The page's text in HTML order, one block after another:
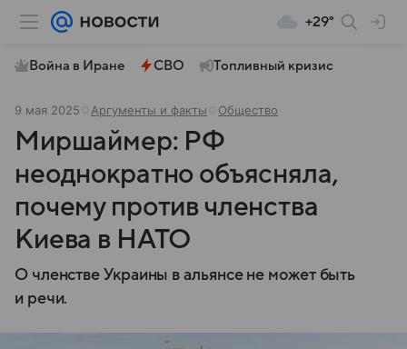
+29°
Война в Иране СВО Топливный кризис
9 мая 2025 Аргументы и факты Общество
Миршаймер: РФ
неоднократно объясняла,
почему против членства
Киева в НАТО
О членстве Украины в альянсе не может быть
и речи.